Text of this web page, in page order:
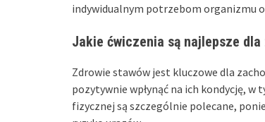
indywidualnym potrzebom organizmu
Jakie ćwiczenia są najlepsze dla
Zdrowie stawów jest kluczowe dla
pozytywnie wpłynąć na ich kondycję, w
fizycznej są szczególnie polecane,